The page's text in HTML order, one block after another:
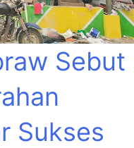
Sebut
Sukses